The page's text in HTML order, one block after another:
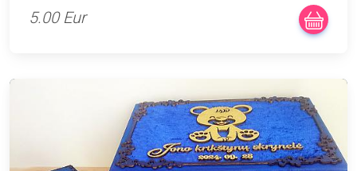
5.00 Eur